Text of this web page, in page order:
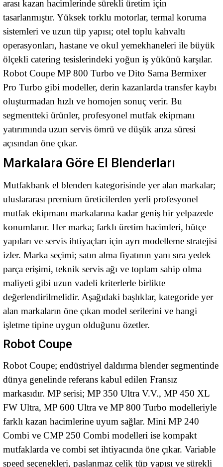
arası kazan hacimlerinde sürekli üretim için
tasarlanmıştır. Yüksek torklu motorlar, termal koruma
sistemleri ve uzun tüp yapısı; otel toplu kahvaltı
operasyonları, hastane ve okul yemekhaneleri ile büyük
ölçekli catering tesislerindeki yoğun iş yükünü karşılar.
Robot Coupe MP 800 Turbo ve Dito Sama Bermixer
Pro Turbo gibi modeller, derin kazanlarda transfer kaybı
oluşturmadan hızlı ve homojen sonuç verir. Bu
segmentteki ürünler, profesyonel mutfak ekipmanı
yatırımında uzun servis ömrü ve düşük arıza süresi
açısından öne çıkar.
Markalara Göre El Blenderları
Mutfakbank el blenderı kategorisinde yer alan markalar;
uluslararası premium üreticilerden yerli profesyonel
mutfak ekipmanı markalarına kadar geniş bir yelpazede
konumlanır. Her marka; farklı üretim hacimleri, bütçe
yapıları ve servis ihtiyaçları için ayrı modelleme stratejisi
izler. Marka seçimi; satın alma fiyatının yanı sıra yedek
parça erişimi, teknik servis ağı ve toplam sahip olma
maliyeti gibi uzun vadeli kriterlerle birlikte
değerlendirilmelidir. Aşağıdaki başlıklar, kategoride yer
alan markaların öne çıkan model serilerini ve hangi
işletme tipine uygun olduğunu özetler.
Robot Coupe
Robot Coupe; endüstriyel daldırma blender segmentinde
dünya genelinde referans kabul edilen Fransız
markasıdır. MP serisi; MP 350 Ultra V.V., MP 450 XL
FW Ultra, MP 600 Ultra ve MP 800 Turbo modelleriyle
farklı kazan hacimlerine uyum sağlar. Mini MP 240
Combi ve CMP 250 Combi modelleri ise kompakt
mutfaklarda ve combi set ihtiyacında öne çıkar. Variable
speed seçenekleri, paslanmaz çelik tüp yapısı ve sürekli